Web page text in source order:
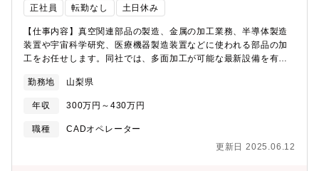
正社員 転勤なし 土日休み
【仕事内容】真空関連部品の製造、金属の加工業務、半導体製造
装置や宇宙科学研究、医療機器製造装置などに使われる部品の加
工をお任せします。同社では、多面加工が可能な最新設備を有し
ある方は、ご活躍出来る事間違いなし！ プログラムセット、段取
り～河口までの工程全般をお任せします。
勤務地 山梨県
年収 300万円～430万円
職種
CADオペレーター
更新日 2025.06.12